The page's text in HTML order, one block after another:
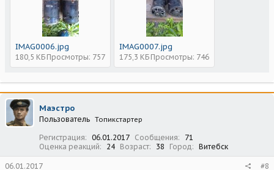
IMAG0006.jpg
180,5 КБ Просмотры: 757
IMAG0007.jpg
175,3 КБ Просмотры: 746
Маэстро
Пользователь Топикстартер
Регистрация 06.01.2017 Сообщения
71
Оценка реакций
24 Возраст 38 Город Витебск
06.01.2017 #8